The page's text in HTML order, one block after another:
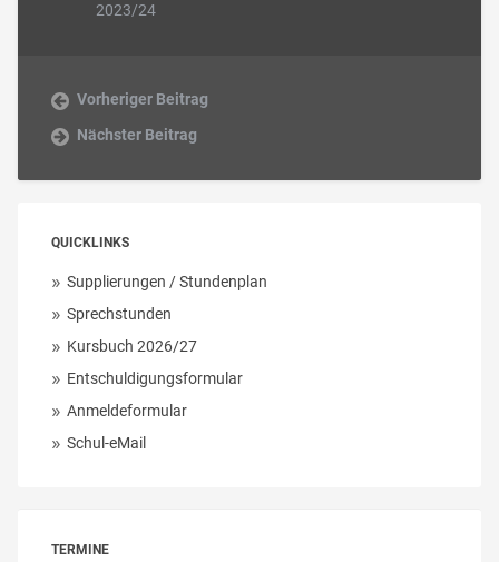
2023/24
Vorheriger Beitrag
Nächster Beitrag
QUICKLINKS
Supplierungen / Stundenplan
Sprechstunden
Kursbuch 2026/27
Entschuldigungsformular
Anmeldeformular
Schul-eMail
TERMINE